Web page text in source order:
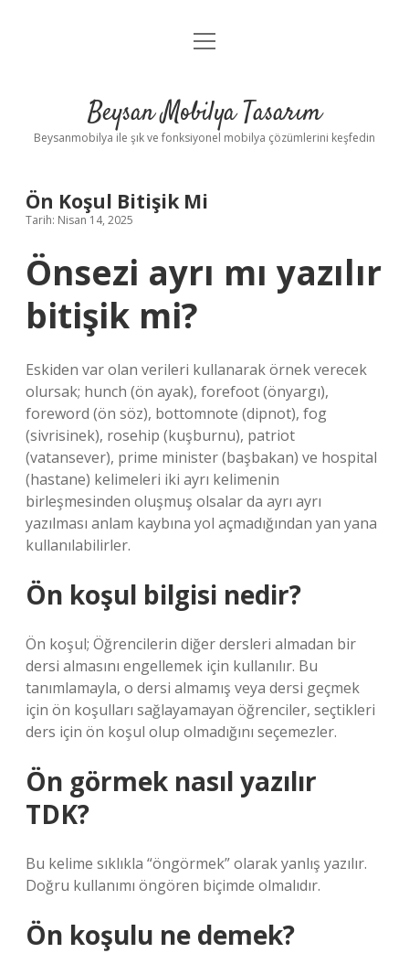
Anasayfa
Yasal Uyarı
menüyü
Beysan Mobilya Tasarım
Beysanmobilya ile şık ve fonksiyonel mobilya çözümlerini keşfedin
Ön Koşul Bitişik Mi
Tarih: Nisan 14, 2025
Önsezi ayrı mı yazılır
bitişik mi?
Eskiden var olan verileri kullanarak örnek verecek
olursak; hunch (ön ayak), forefoot (önyargı),
foreword (ön söz), bottomnote (dipnot), fog
(sivrisinek), rosehip (kuşburnu), patriot
(vatansever), prime minister (başbakan) ve hospital
(hastane) kelimeleri iki ayrı kelimenin
birleşmesinden oluşmuş olsalar da ayrı ayrı
yazılması anlam kaybına yol açmadığından yan yana
kullanılabilirler.
Ön koşul bilgisi nedir?
Ön koşul; Öğrencilerin diğer dersleri almadan bir
dersi almasını engellemek için kullanılır. Bu
tanımlamayla, o dersi almamış veya dersi geçmek
için ön koşulları sağlayamayan öğrenciler, seçtikleri
ders için ön koşul olup olmadığını seçemezler.
Ön görmek nasıl yazılır
TDK?
Bu kelime sıklıkla “öngörmek” olarak yanlış yazılır.
Doğru kullanımı öngören biçimde olmalıdır.
Ön koşulu ne demek?